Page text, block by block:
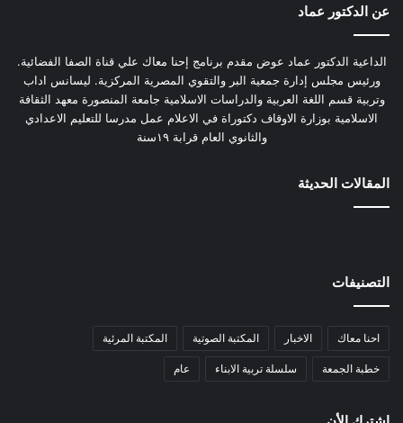
عن الدكتور عماد
الداعية الدكتور عماد عوض مقدم برنامج إحنا معاك علي قناة الصفا الفضائية.
ورئيس مجلس إدارة جمعية البر والتقوي المصرية المركزية. ليسانس اداب
وتربية قسم اللغة العربية والدراسات الاسلامية جامعة المنصورة معهد الثقافة
الاسلامية بوزارة الاوقاف دكتوراة في الاعلام عمل مدرسا للتعليم الاعدادي
والثانوي العام قرابة ١٩سنة
المقالات الحديثة
التصنيفات
احنا معاك الاخبار المكتبة الصوتية المكتبة المرئية
خطبة الجمعة سلسلة تربية الابناء عام